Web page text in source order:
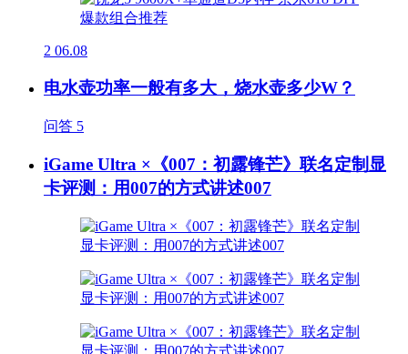
2 06.08
电水壶功率一般有多大，烧水壶多少W？
问答 5
iGame Ultra ×《007：初露锋芒》联名定制显
卡评测：用007的方式讲述007